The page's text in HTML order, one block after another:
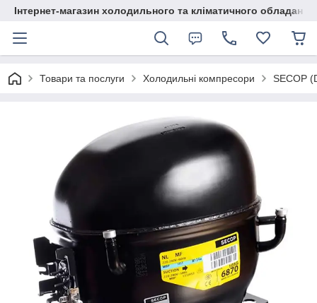
Інтернет-магазин холодильного та кліматичного обладання
Товари та послуги Холодильні компресори SECOP